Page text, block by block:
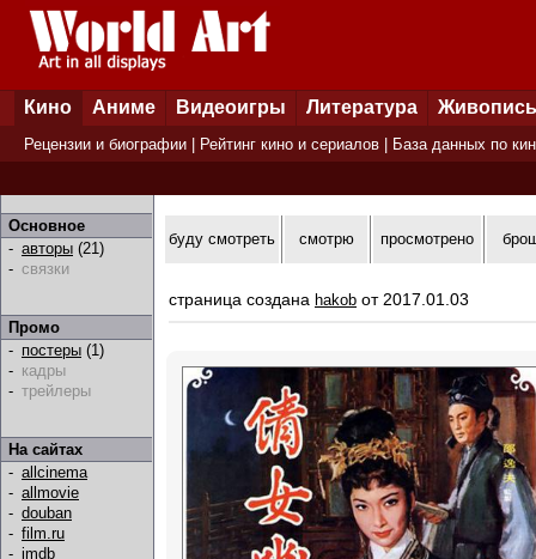
Кино Аниме Видеоигры Литература Живопись
Рецензии и биографии Рейтинг кино и сериалов База данных по
Основное
- авторы (21)
- связки
Промо
- постеры (1)
- кадры
- трейлеры
На сайтах
- allcinema
- allmovie
- douban
- film.ru
- imdb
буду смотреть смотрю просмотрено
страница создана hakob от 2017.01.03